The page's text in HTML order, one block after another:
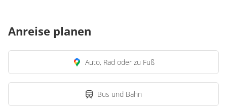
Anreise planen
Auto, Rad oder zu Fuß
Bus und Bahn